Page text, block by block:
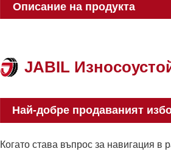
Описание на продукта
JABIL
Най-добре продаваният
Когато става въпрос за навигация